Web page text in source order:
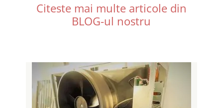
Citeste mai multe articole din
BLOG-ul nostru